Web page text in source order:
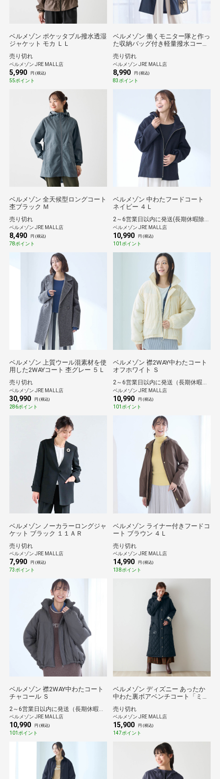
ベルメゾン ポケッタブル撥水透湿
ジャケット モカ ＬＬ
売り切れ
ベルメゾン JRE MALL店
5,990 円 (税込)
55ポイント
ベルメゾン 働くモニター隊と作っ
た収納バッグ付き軽量撥水コート
売り切れ
ベルメゾン JRE MALL店
8,990 円 (税込)
83ポイント
ベルメゾン 全天候型ロングコート
杢ブラック Ｍ
売り切れ
ベルメゾン JRE MALL店
8,490 円 (税込)
78ポイント
ベルメゾン 中わたフードコート
ネイビー ４Ｌ
2～6営業日以内に発送(長期休暇除く)
ベルメゾン JRE MALL店
10,990 円 (税込)
101ポイント
ベルメゾン 上質ウール混素材を使
用した2WAYコート 杢グレー ５Ｌ
売り切れ
ベルメゾン JRE MALL店
30,990 円 (税込)
286ポイント
ベルメゾン 襟2WAY中わたコート
オフホワイト Ｓ
2～6営業日以内に発送（長期休暇除く）
ベルメゾン JRE MALL店
10,990 円 (税込)
101ポイント
ベルメゾン ノーカラーロングジャ
ケット ブラック １１ＡＲ
売り切れ
ベルメゾン JRE MALL店
7,990 円 (税込)
73ポイント
ベルメゾン ライナー付きフードコ
ート ブラウン ４Ｌ
売り切れ
ベルメゾン JRE MALL店
14,990 円 (税込)
138ポイント
ベルメゾン 襟2WAY中わたコート
チャコール Ｓ
2～6営業日以内に発送（長期休暇除く）
ベルメゾン JRE MALL店
10,990 円 (税込)
101ポイント
ベルメゾン ディズニー あったか
中わた裏ボアベンチコート「ミッ
売り切れ
ベルメゾン JRE MALL店
15,900 円 (税込)
147ポイント